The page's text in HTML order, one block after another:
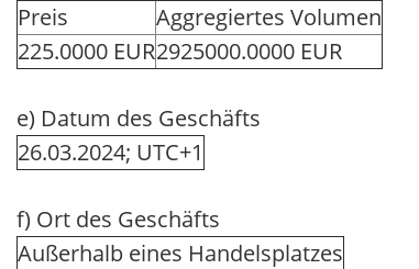
Preis
Aggregiertes Volumen
225.0000 EUR2925000.0000 EUR
e) Datum des Geschäfts
26.03.2024; UTC+1
f) Ort des Geschäfts
Außerhalb eines Handelsplatzes